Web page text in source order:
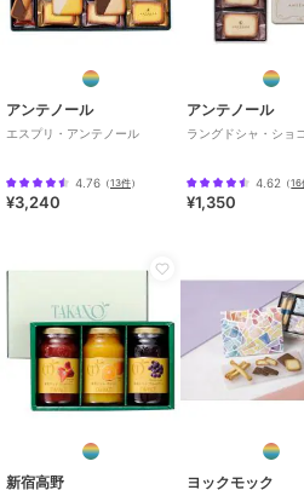
アンテノール
エスプリ・アンテノール
4.76 （13件）
¥3,240
アンテノール
ラングドシャ・ショ
4.62 （16
¥1,350
新宿高野 ヨックモック